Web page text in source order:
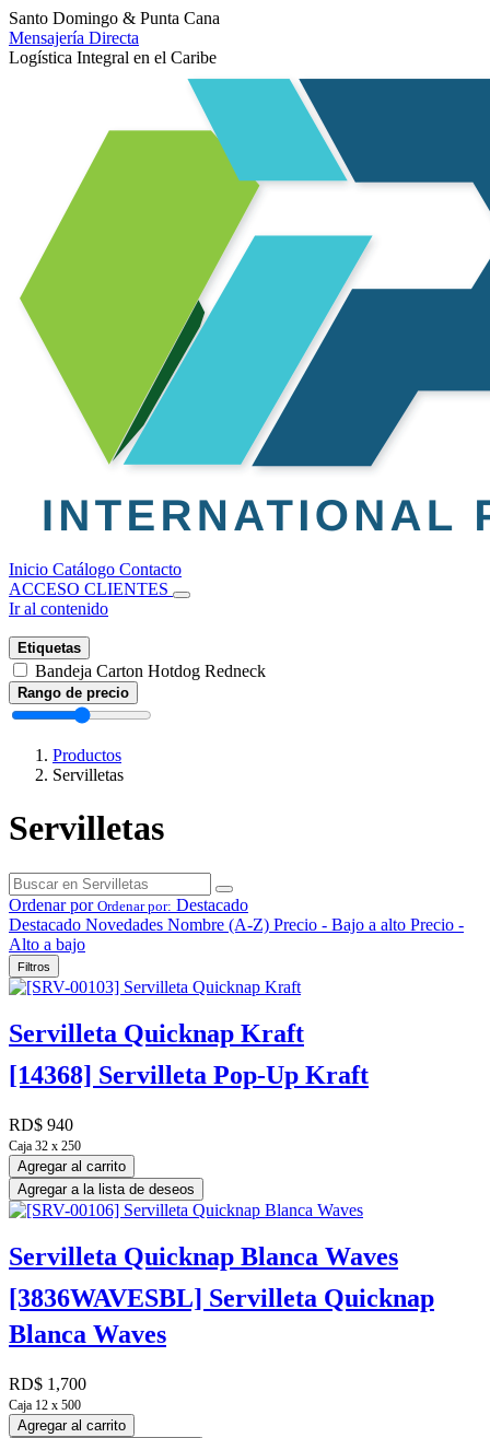
Santo Domingo & Punta Cana
Mensajería Directa
Logística Integral en el Caribe
Inicio Catálogo Contacto
ACCESO CLIENTES
Ir al contenido
Etiquetas
Bandeja Carton Hotdog Redneck
Rango de precio
Productos
Servilletas
Servilletas
Ordenar por Ordenar por: Destacado
Destacado Novedades Nombre (A-Z) Precio - Bajo a alto Precio -
Alto a bajo
Filtros
Servilleta Quicknap Kraft
[14368] Servilleta Pop-Up Kraft
RD$ 940
Caja 32 x 250
Agregar al carrito
Agregar a la lista de deseos
Servilleta Quicknap Blanca Waves
[3836WAVESBL] Servilleta Quicknap
Blanca Waves
RD$ 1,700
Caja 12 x 500
Agregar al carrito